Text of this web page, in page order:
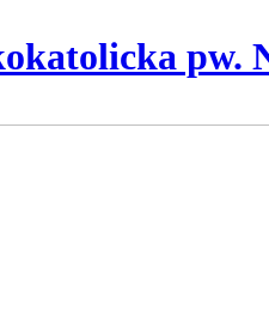
pw.